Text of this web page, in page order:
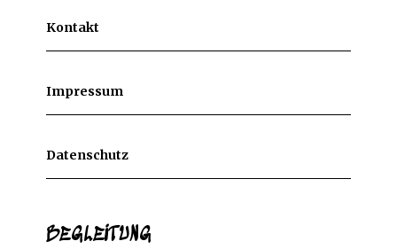
Kontakt
Impressum
Datenschutz
BEGLEITUNG